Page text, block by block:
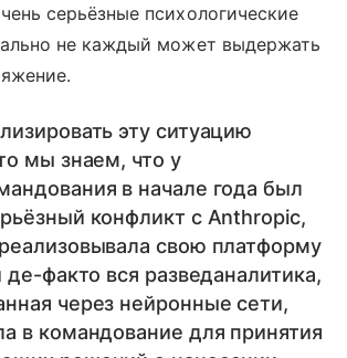
серьёзные психологические
не каждый может выдержать
эту ситуацию
мы знаем, что у
в начале года был
конфликт с Anthropic,
свою платформу
де-факто вся разведаналитика,
через нейронные сети,
в командование для принятия